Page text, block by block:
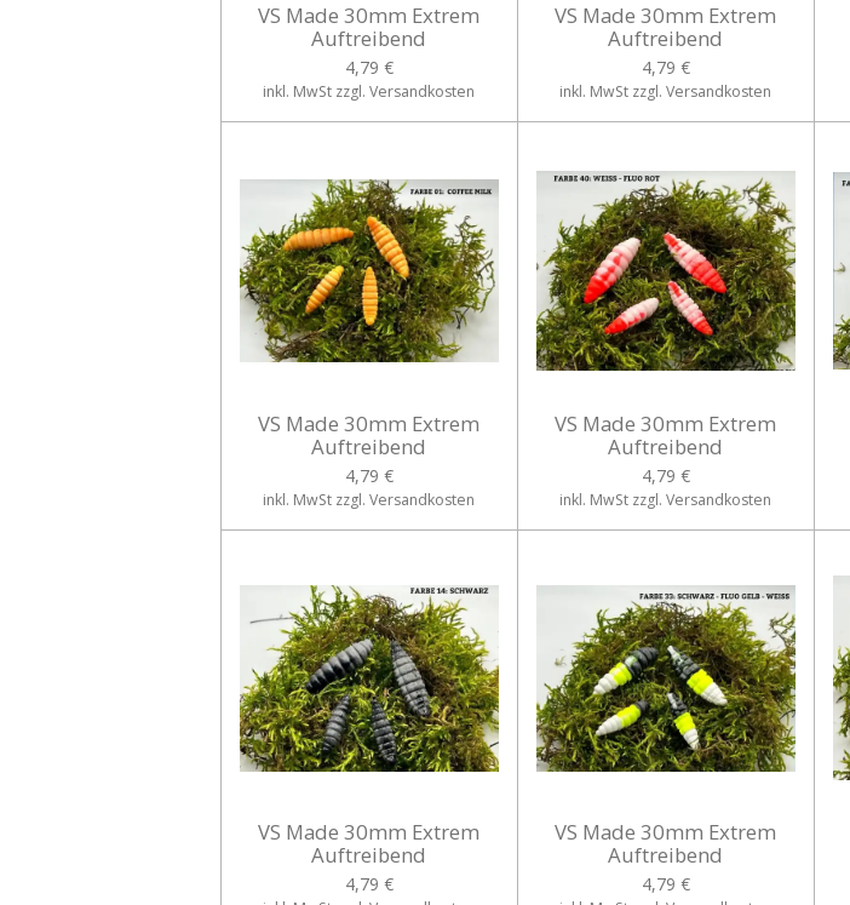
VS Made 30mm Extrem
Auftreibend
4,79 €
inkl. MwSt zzgl. Versandkosten
VS Made 30mm Extrem
Auftreibend
4,79 €
inkl. MwSt zzgl. Versandkosten
VS Made 30mm Extrem
Auftreibend
4,79 €
inkl. MwSt zzgl. Versandkosten
VS Made 30mm Extrem
Auftreibend
4,79 €
inkl. MwSt zzgl. Versandkosten
VS Made 30mm Extrem
Auftreibend
4,79 €
VS Made 30mm Extrem
Auftreibend
4,79 €